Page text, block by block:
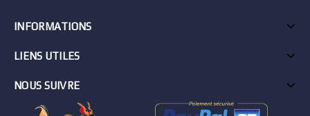
INFORMATIONS
LIENS UTILES
NOUS SUIVRE